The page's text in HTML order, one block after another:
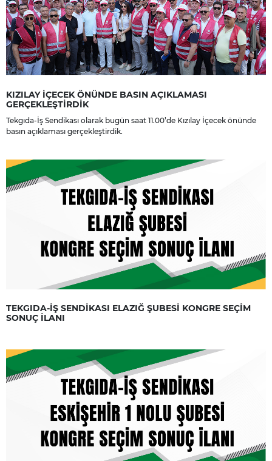
KIZILAY İÇECEK ÖNÜNDE BASIN AÇIKLAMASI
GERÇEKLEŞTİRDİK
Tekgıda-İş Sendikası olarak bugün saat 11.00’de Kızılay İçecek önünde
basın açıklaması gerçekleştirdik.
TEKGIDA-İŞ SENDİKASI ELAZIĞ ŞUBESİ KONGRE SEÇİM
SONUÇ İLANI